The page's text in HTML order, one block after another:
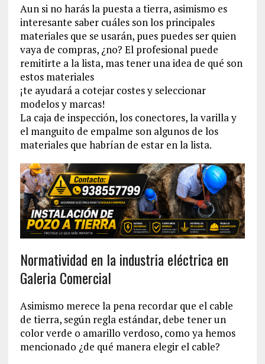
Aun si no harás la puesta a tierra, asimismo es
interesante saber cuáles son los principales
materiales que se usarán, pues puedes ser quien
vaya de compras, ¿no? El profesional puede
remitirte a la lista, mas tener una idea de qué son
estos materiales
¡te ayudará a cotejar costes y seleccionar
modelos y marcas!
La caja de inspección, los conectores, la varilla y
el manguito de empalme son algunos de los
materiales que habrían de estar en la lista.
Normatividad en la industria eléctrica en
Galeria Comercial
Asimismo merece la pena recordar que el cable
de tierra, según regla estándar, debe tener un
color verde o amarillo verdoso, como ya hemos
mencionado ¿de qué manera elegir el cable?